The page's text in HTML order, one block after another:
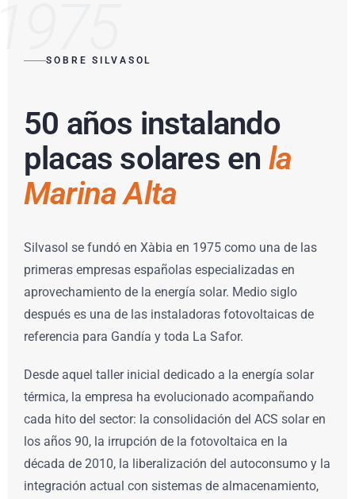
SOBRE SILVASOL
50 años instalando
placas solares en la
Marina Alta
Silvasol se fundó en Xàbia en 1975 como una de las
primeras empresas españolas especializadas en
aprovechamiento de la energía solar. Medio siglo
después es una de las instaladoras fotovoltaicas de
referencia para Gandía y toda La Safor.
Desde aquel taller inicial dedicado a la energía solar
térmica, la empresa ha evolucionado acompañando
cada hito del sector: la consolidación del ACS solar en
los años 90, la irrupción de la fotovoltaica en la
década de 2010, la liberalización del autoconsumo y la
integración actual con sistemas de almacenamiento,